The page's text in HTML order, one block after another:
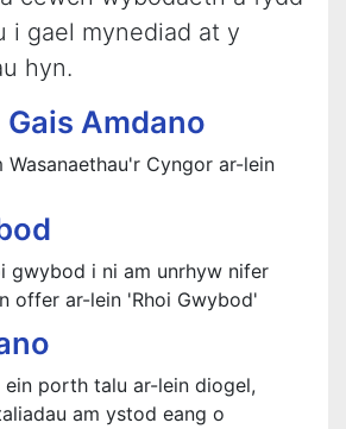
i gael mynediad at y
hyn.
Amdano
Wasanaethau'r Cyngor ar-lein
gwybod i ni am unrhyw nifer
offer ar-lein 'Rhoi Gwybod'
porth talu ar-lein diogel,
am ystod eang o